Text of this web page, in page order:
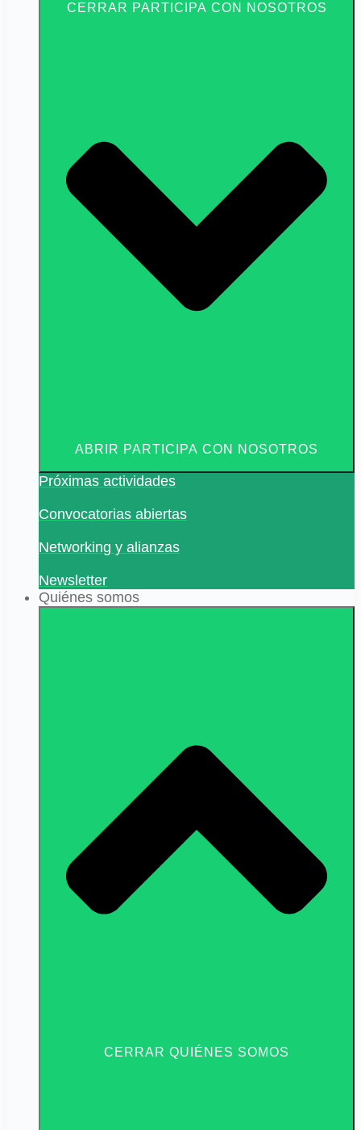
CERRAR PARTICIPA CON NOSOTROS
ABRIR PARTICIPA CON NOSOTROS
Próximas actividades
Convocatorias abiertas
Networking y alianzas
Newsletter
Quiénes somos
CERRAR QUIÉNES SOMOS